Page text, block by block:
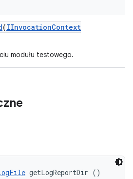
(IInvocationContext
modułu testowego.
getLogReportDir ()